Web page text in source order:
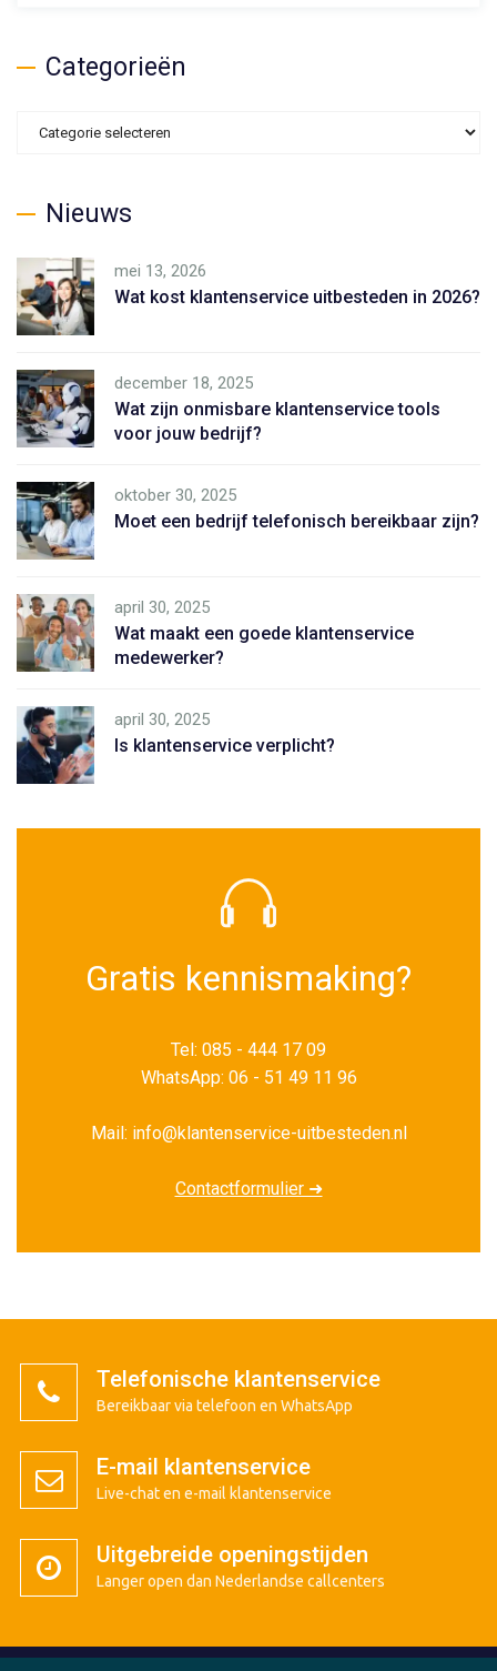
Categorieën
Nieuws
mei 13, 2026
Wat kost klantenservice uitbesteden in 2026?
december 18, 2025
Wat zijn onmisbare klantenservice tools
voor jouw bedrijf?
oktober 30, 2025
Moet een bedrijf telefonisch bereikbaar zijn?
april 30, 2025
Wat maakt een goede klantenservice
medewerker?
april 30, 2025
Is klantenservice verplicht?
Gratis kennismaking?
Tel: 085 - 444 17 09
WhatsApp: 06 - 51 49 11 96
Mail: info@klantenservice-uitbesteden.nl
Contactformulier ➜
Telefonische klantenservice
Bereikbaar via telefoon en WhatsApp
E-mail klantenservice
Live-chat en e-mail klantenservice
Uitgebreide openingstijden
Langer open dan Nederlandse callcenters